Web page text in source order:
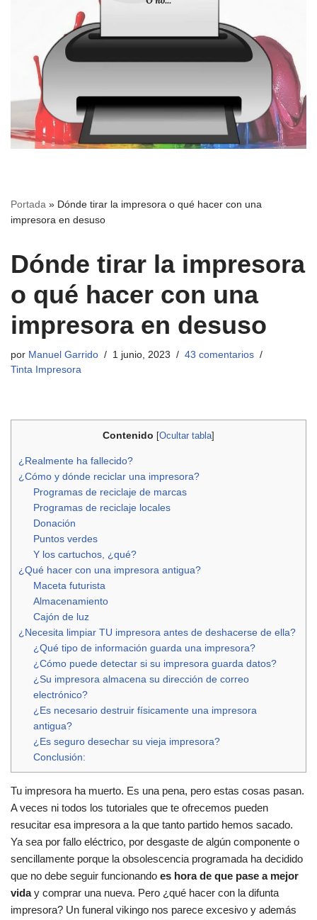
Portada » Dónde tirar la impresora o qué hacer con una
impresora en desuso
Dónde tirar la impresora
o qué hacer con una
impresora en desuso
por Manuel Garrido 1 junio, 2023
43 comentarios
Tinta Impresora
Contenido [Ocultar tabla]
¿Realmente ha fallecido?
¿Cómo y dónde reciclar una impresora?
Programas de reciclaje de marcas
Programas de reciclaje locales
Donación
Puntos verdes
Y los cartuchos, ¿qué?
¿Qué hacer con una impresora antigua?
Maceta futurista
Almacenamiento
Cajón de luz
¿Necesita limpiar TU impresora antes de deshacerse de ella?
¿Qué tipo de información guarda una impresora?
¿Cómo puede detectar si su impresora guarda datos?
¿Su impresora almacena su dirección de correo
electrónico?
¿Es necesario destruir físicamente una impresora
antigua?
¿Es seguro desechar su vieja impresora?
Conclusión:
Tu impresora ha muerto. Es una pena, pero estas cosas pasan.
A veces ni todos los tutoriales que te ofrecemos pueden
resucitar esa impresora a la que tanto partido hemos sacado.
Ya sea por fallo eléctrico, por desgaste de algún componente o
sencillamente porque la obsolescencia programada ha decidido
que no debe seguir funcionando es hora de que pase a mejor
viday comprar una nueva. Pero ¿qué hacer con la difunta
impresora? Un funeral vikingo nos parece excesivo y además